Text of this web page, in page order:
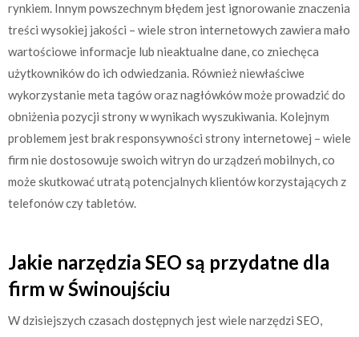
rynkiem. Innym powszechnym błędem jest ignorowanie znaczenia
treści wysokiej jakości – wiele stron internetowych zawiera mało
wartościowe informacje lub nieaktualne dane, co zniechęca
użytkowników do ich odwiedzania. Również niewłaściwe
wykorzystanie meta tagów oraz nagłówków może prowadzić do
obniżenia pozycji strony w wynikach wyszukiwania. Kolejnym
problemem jest brak responsywności strony internetowej – wiele
firm nie dostosowuje swoich witryn do urządzeń mobilnych, co
może skutkować utratą potencjalnych klientów korzystających z
telefonów czy tabletów.
Jakie narzędzia SEO są przydatne dla
firm w Świnoujściu
W dzisiejszych czasach dostępnych jest wiele narzędzi SEO,